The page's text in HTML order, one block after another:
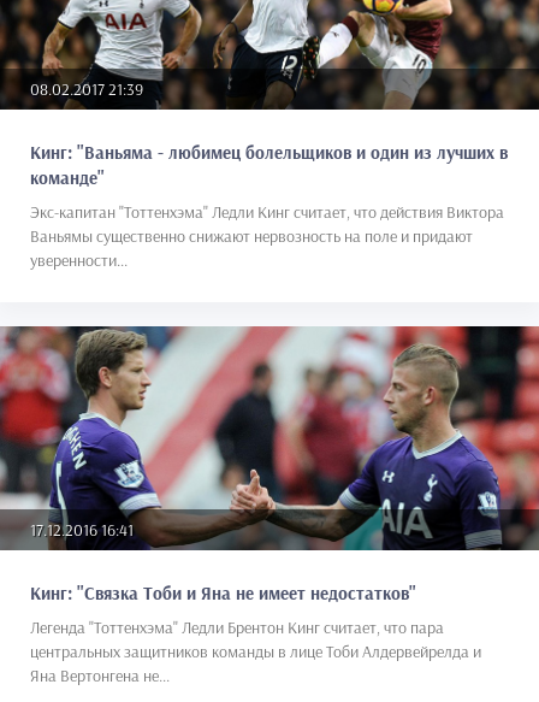
08.02.2017 21:39
Кинг: "Ваньяма - любимец болельщиков и один из лучших в
команде"
Экс-капитан "Тоттенхэма" Ледли Кинг считает, что действия Виктора
Ваньямы существенно снижают нервозность на поле и придают
уверенности...
17.12.2016 16:41
Кинг: "Связка Тоби и Яна не имеет недостатков"
Легенда "Тоттенхэма" Ледли Брентон Кинг считает, что пара
центральных защитников команды в лице Тоби Алдервейрелда и
Яна Вертонгена не...